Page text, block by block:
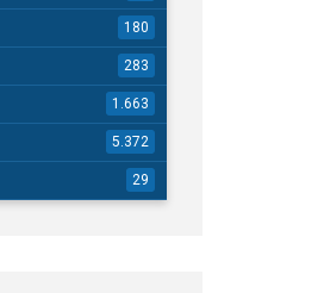
180
283
1.663
5.372
29